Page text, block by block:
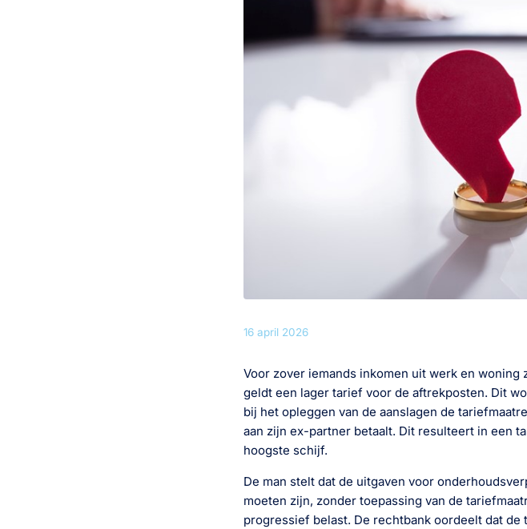
16 april 2026
Voor zover iemands inkomen uit werk en
geldt een lager tarief voor de aftrekposten. Dit
bij het opleggen van de aanslagen de
aan zijn ex-partner betaalt. Dit resulteert in een
hoogste schijf.
De man stelt dat de uitgaven voor
moeten zijn, zonder toepassing van de
progressief belast. De rechtbank oordeelt dat